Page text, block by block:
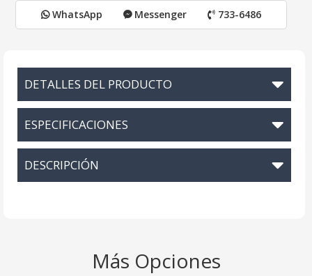
WhatsApp Messenger 733-6486
DETALLES DEL PRODUCTO
ESPECIFICACIONES
DESCRIPCIÓN
Más Opciones